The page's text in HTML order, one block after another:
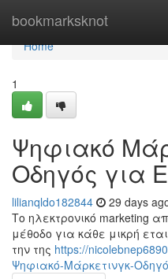
bookmarksknot
Home
Home
1
Ψηφιακό
Οδηγός για
lilianqldo182844 29 days
Το ηλεκτρονικό marketing
μέθοδο για κάθε μικρή
την της https://
Ψηφιακό-Μάρκετινγκ-